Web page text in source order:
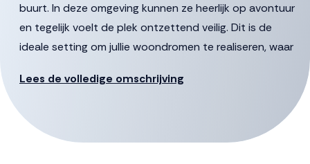
buurt. In deze omgeving kunnen ze heerlijk op avontuur
en tegelijk voelt de plek ontzettend veilig. Dit is de
ideale setting om jullie woondromen te realiseren, waar
en plezier hand in hand gaan.
Kom binnen
Welkom in je nieuwe (t)huis. Met circa 158 m2 aan
Lees de volledige omschrijving